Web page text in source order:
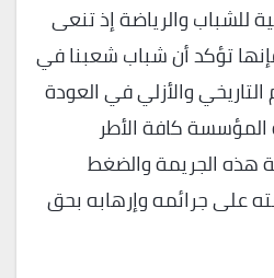
للشباب والرياضة إذ تنعى
تؤكد أن شباب شعبنا في
والأزلي في العودة
كافة الأطر
هذه الجريمة والضغط
على جرائمه وإرهابه بحق